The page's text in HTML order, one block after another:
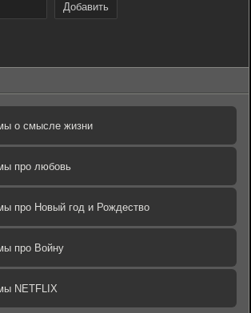
Добавить
о смысле жизни
про любовь
про Новый год и Рождество
про Войну
NETFLIX